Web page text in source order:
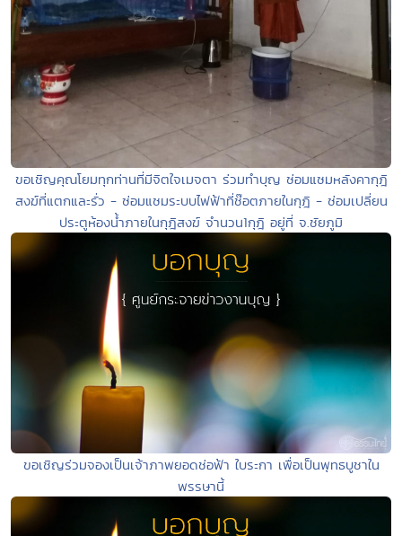
ขอเชิญคุณโยมทุกท่านที่มีจิตใจเมจตา ร่วมทำบุญ ซ่อมแซมหลังคากุฎิ
สงฆ์ที่แตกและรั่ว - ซ่อมแซมระบบไฟฟ้าที่ช๊อตภายในกุฎิ - ซ่อมเปลี่ยน
ประตูห้องน้ำภายในกุฎิสงฆ์ จำนวน1กุฎิ อยู่ที่ จ.ชัยภูมิ
ขอเชิญร่วมจองเป็นเจ้าภาพยอดช่อฟ้า ใบระกา เพื่อเป็นพุทธบูชาใน
พรรษานี้